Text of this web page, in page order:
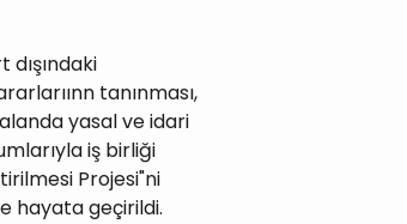
dışındaki
tanınması,
yasal ve idari
iş birliği
Projesi"ni
hayata geçirildi.